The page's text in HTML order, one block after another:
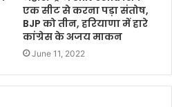
एक सीट से करना पड़ा संतोष,
BJP को तीन, हरियाणा में हारे
कांग्रेस के अजय माकन
June 11, 2022